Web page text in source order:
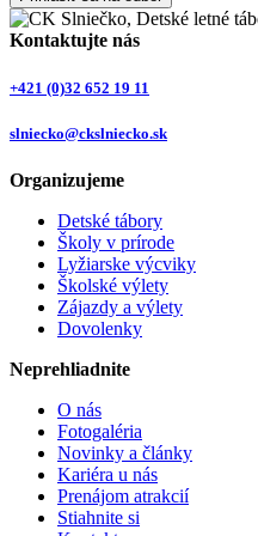
Kontaktujte nás
+421 (0)32 652 19 11
slniecko@ckslniecko.sk
Organizujeme
Detské tábory
Školy v prírode
Lyžiarske výcviky
Školské výlety
Zájazdy a výlety
Dovolenky
Neprehliadnite
O nás
Fotogaléria
Novinky a články
Kariéra u nás
Prenájom atrakcií
Stiahnite si